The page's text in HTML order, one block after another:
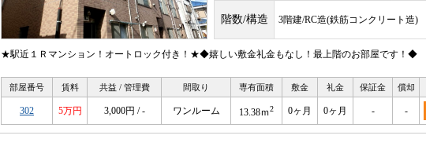
階数/構造 3階建/RC造(鉄筋コンクリート造)
★駅近１Ｒマンション！オートロック付き！★◆嬉しい敷金礼金もなし！最上階のお部屋です！◆
部屋番号 賃料 共益 / 管理費 間取り 専有面積 敷金 礼金 保証金 償却
302 5万円 3,000円 / - ワンルーム 13.38ｍ2 0ヶ月 0ヶ月 - -